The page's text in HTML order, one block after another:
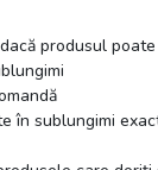
produsul
în sublungimi